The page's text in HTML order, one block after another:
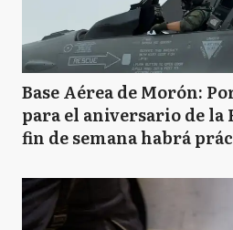
Base Aérea de Morón:
para el aniversario de la
fin de semana habrá